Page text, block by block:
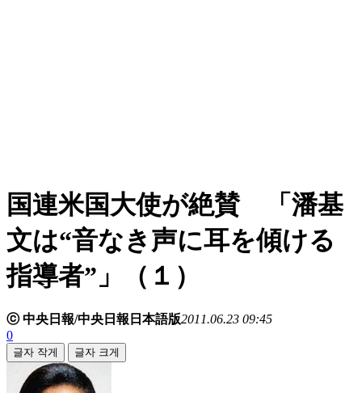
国連米国大使が絶賛 「潘基
文は“音なき声に耳を傾ける
指導者”」（１）
ⓒ 中央日報/中央日報日本語版2011.06.23 09:45
0
글자 작게 글자 크게